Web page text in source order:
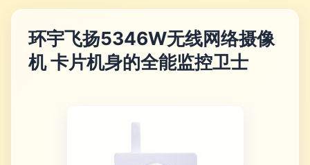
环宇飞扬5346W无线网络摄像
机 卡片机身的全能监控卫士